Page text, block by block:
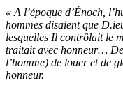
« A l’époque d’Énoch,
hommes disaient que
lesquelles Il contrôlait le
traitait avec honneur…
l’homme) de louer et de
honneur.